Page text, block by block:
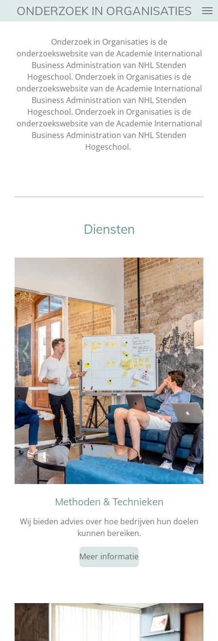
direct
hoofdinhoud
ONDERZOEK IN ORGANISATIES
Onderzoek in Organisaties is de
onderzoekswebsite van de Academie International
Business Administration van NHL Stenden
Hogeschool. Onderzoek in Organisaties is de
onderzoekswebsite van de Academie International
Business Administration van NHL Stenden
Hogeschool. Onderzoek in Organisaties is de
onderzoekswebsite van de Academie International
Business Administration van NHL Stenden
Hogeschool.
Diensten
Methoden & Technieken
Wij bieden advies over hoe bedrijven hun doelen
kunnen bereiken.
Meer informatie